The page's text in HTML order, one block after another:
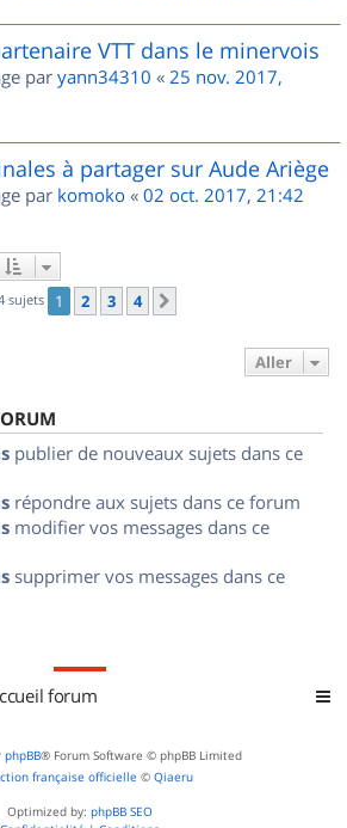
VTT dans le minervois
par yann34310 « 25 nov. 2017,
à partager sur Aude Ariège
par komoko « 02 oct. 2017, 21:42
sujets 1 2 3 4
Aller
publier de nouveaux sujets dans ce
répondre aux sujets dans ce forum
modifier vos messages dans ce
supprimer vos messages dans ce
forum
phpBB® Forum Software © phpBB Limited
française officielle © Qiaeru
Optimized by: phpBB SEO